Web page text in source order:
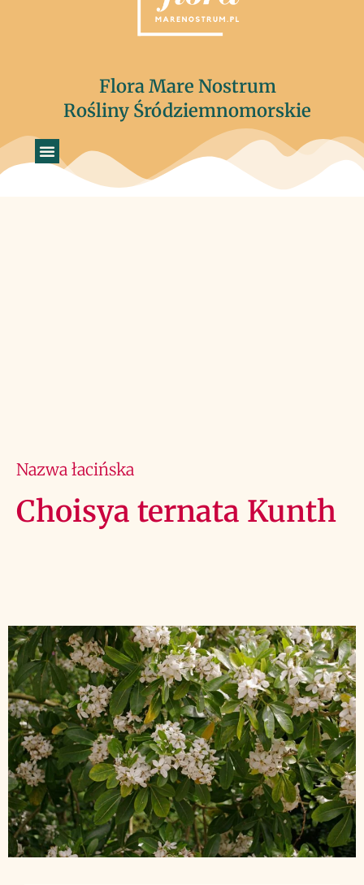
Flora Mare Nostrum
Rośliny Śródziemnomorskie
Nazwa łacińska
Choisya ternata Kunth